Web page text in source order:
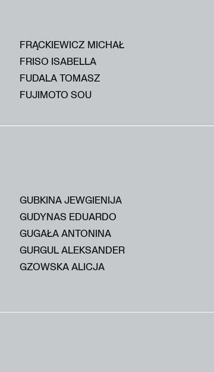
FRĄCKIEWICZ MICHAŁ
FRISO ISABELLA
FUDALA TOMASZ
FUJIMOTO SOU
GUBKINA JEWGIENIJA
GUDYNAS EDUARDO
GUGAŁA ANTONINA
GURGUL ALEKSANDER
GZOWSKA ALICJA